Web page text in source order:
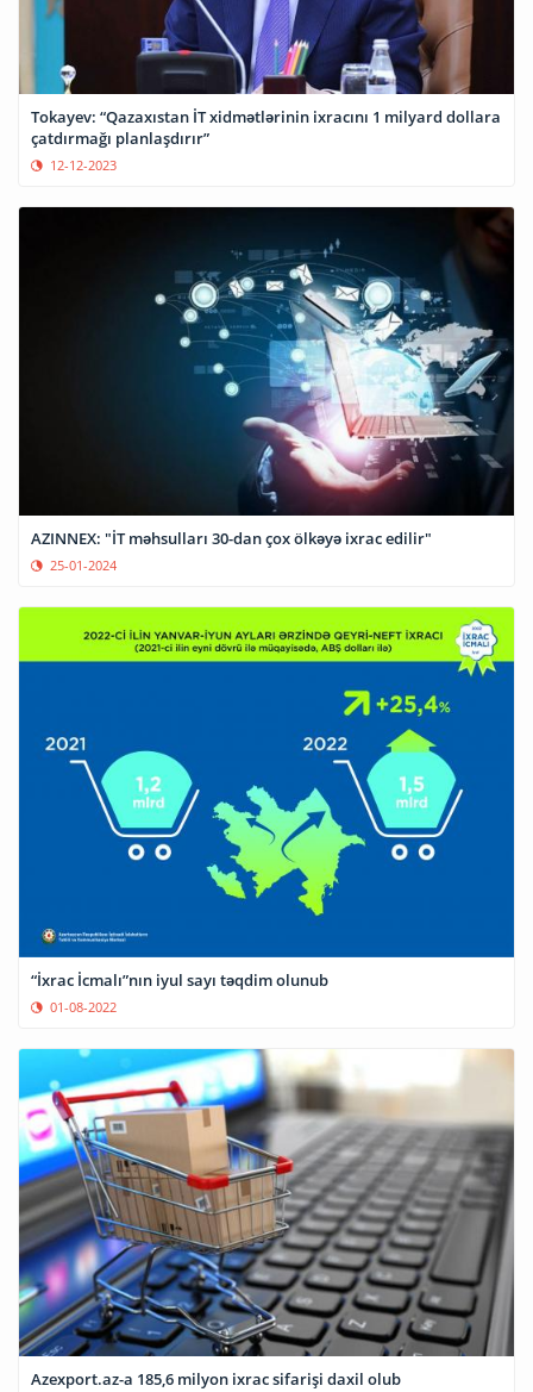
Tokayev: “Qazaxıstan İT xidmətlərinin ixracını 1 milyard dollara
çatdırmağı planlaşdırır”
12-12-2023
AZINNEX: "İT məhsulları 30-dan çox ölkəyə ixrac edilir"
25-01-2024
“İxrac İcmalı”nın iyul sayı təqdim olunub
01-08-2022
Azexport.az-a 185,6 milyon ixrac sifarişi daxil olub